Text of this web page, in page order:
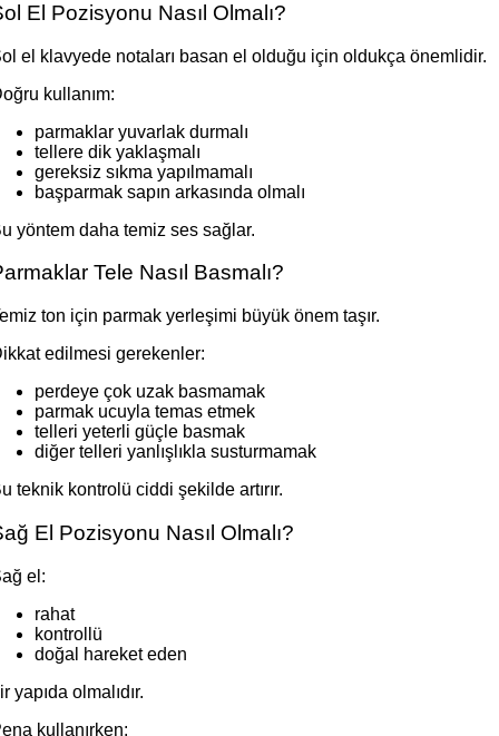
El Pozisyonu Nasıl Olmalı?
el klavyede notaları basan el olduğu için oldukça önemlidir.
kullanım:
parmaklar yuvarlak durmalı
tellere dik yaklaşmalı
gereksiz sıkma yapılmamalı
başparmak sapın arkasında olmalı
yöntem daha temiz ses sağlar.
Tele Nasıl Basmalı?
ton için parmak yerleşimi büyük önem taşır.
edilmesi gerekenler:
perdeye çok uzak basmamak
parmak ucuyla temas etmek
telleri yeterli güçle basmak
diğer telleri yanlışlıkla susturmamak
teknik kontrolü ciddi şekilde artırır.
El Pozisyonu Nasıl Olmalı?
el:
rahat
kontrollü
doğal hareket eden
yapıda olmalıdır.
kullanırken: